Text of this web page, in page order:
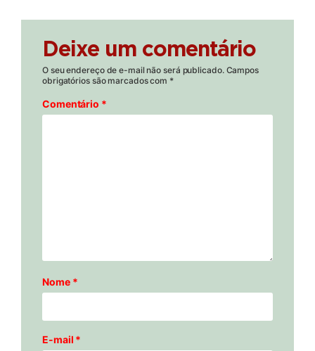
Deixe um comentário
O seu endereço de e-mail não será publicado. Campos
obrigatórios são marcados com *
Comentário *
Nome *
E-mail *